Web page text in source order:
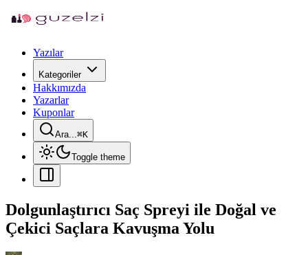
Yazılar
Kategoriler
Hakkımızda
Yazarlar
Kuponlar
Ara...⌘K
Toggle theme
Dolgunlaştırıcı Saç Spreyi ile Doğal ve
Çekici Saçlara Kavuşma Yolu